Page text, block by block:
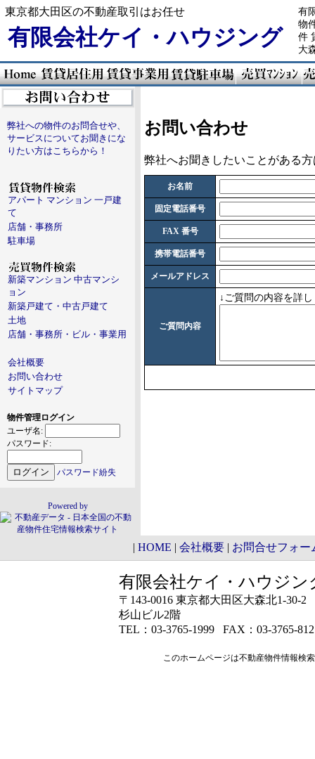
東京都大田区の不動産取引はお任せ
有限会社ケイ・ハウジング
有
物
件
大
弊社への物件のお問合せや、
サービスについてお聞きにな
りたい方はこちらから！
アパート マンション 一戸建
て
店舗・事務所
駐車場
新築マンション 中古マンシ
ョン
新築戸建て・中古戸建て
土地
店舗・事務所・ビル・事業用
会社概要
お問い合わせ
サイトマップ
物件管理ログイン
ユーザ名:
パスワード:
パスワード紛失
Powered by
お問い合わせ
弊社へお聞きしたいことがある
お名前
固定電話番号
FAX 番号
携帯電話番号
メールアドレス
ご質問内容
↓ご質問の内容を詳
| HOME | 会社概要 | お問合せフォー
有限会社ケイ・ハウジン
〒143-0016 東京都大田区大森北1-30-2
杉山ビル2階
TEL：03-3765-1999 FAX：03-3765-
このホームページは不動産物件情報検